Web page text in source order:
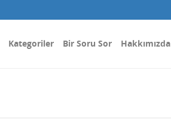
Kategoriler Bir Soru Sor Hakkımızda